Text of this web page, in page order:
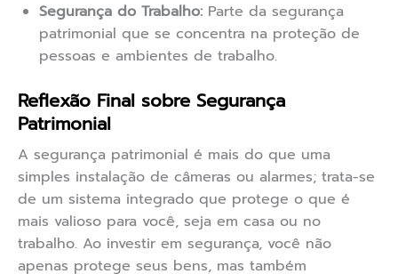
Segurança do Trabalho: Parte da segurança
patrimonial que se concentra na proteção de
pessoas e ambientes de trabalho.
Reflexão Final sobre Segurança
Patrimonial
A segurança patrimonial é mais do que uma
simples instalação de câmeras ou alarmes; trata-se
de um sistema integrado que protege o que é
mais valioso para você, seja em casa ou no
trabalho. Ao investir em segurança, você não
apenas protege seus bens, mas também